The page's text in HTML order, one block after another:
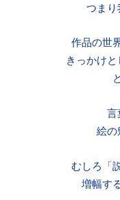
つまり
作品の世
きっかけ
言
絵の
むしろ「
増幅す